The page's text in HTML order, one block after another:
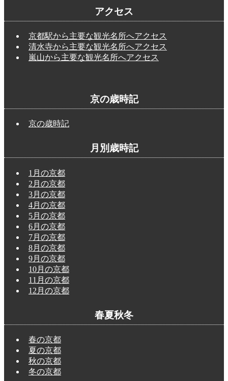
アクセス
京都駅から主要な観光名所へアクセス
清水寺から主要な観光名所へアクセス
嵐山から主要な観光名所へアクセス
京の歳時記
京の歳時記
月別歳時記
1月の京都
2月の京都
3月の京都
4月の京都
5月の京都
6月の京都
7月の京都
8月の京都
9月の京都
10月の京都
11月の京都
12月の京都
春夏秋冬
春の京都
夏の京都
秋の京都
冬の京都